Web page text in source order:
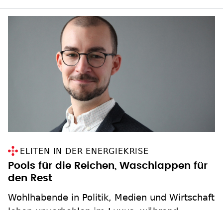
ELITEN IN DER ENERGIEKRISE
Pools für die Reichen, Waschlappen für
den Rest
Wohlhabende in Politik, Medien und Wirtschaft
leben unverhohlen im Luxus, während
Millionen um ihre Existenz fürchten. Unseren
Autor ärgert das.